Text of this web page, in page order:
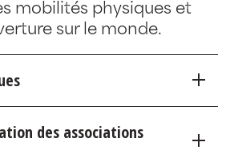
mobilités physiques et
sur le monde.
des associations